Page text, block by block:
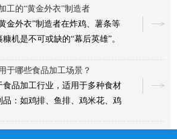
刀系统，能够进一步压实湿糠
表面更加整洁美观。湿糠机的
于需要保持湿润口感的食品加
，湿糠机可以为肉排、鸡块等
，使其在油炸后更加酥脆多
否正常，以及设备内部是否有
序启动设备，先开启滚筒开
料开关等。在上粉过程中，应
过多或过少导致上粉不均匀。
效，及时调整设备参数。严禁
入滚筒或振动装置内，以免发
先关闭粉料投放装置，再关闭
备内部的残留粉料和杂质。
工的“黄金外衣”制造者
金外衣”制造者在炸鸡、薯条等
机是不可或缺的“幕后英雄”。
作，为食材裹上一层均匀的面包
酥脆的口感与诱人外观。裹糠
工艺”：食材先经上浆机均匀裹
，通过滚筒或振动筛的翻动，
经风冷或油炸定型，完成“黄金
于效率与稳定性——相比人工操
于哪些食品加工场景？
品加工行业，适用于多种食材
：如鸡排、鱼排、鸡米花、鸡
翅根、翅中、盐酥鸡味块等，
和风味。油炸食品：如天妇罗